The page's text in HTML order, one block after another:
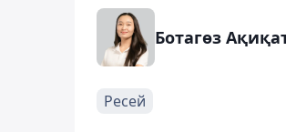
Ботагөз
Ресей